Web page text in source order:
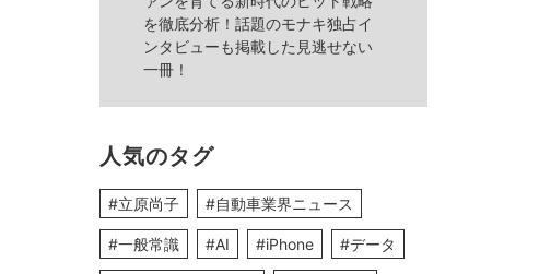
を徹底分析！話題のモナキ独占イ
ンタビューも掲載した見逃せない
一冊！
人気のタグ
#立原尚子 #自動車業界ニュース
#一般常識 #AI #iPhone #データ